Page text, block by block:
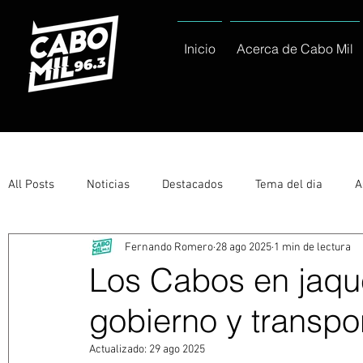
Inicio Acerca de Cabo Mil
All Posts Noticias Destacados Tema del dia
Entérate Deportes La buena del día
Ayuntamiento de Los Cabos Informa Nacionales e
Los Cabos en
gobierno y
Fernando Romero 28 ago 2025 1 min de lectura
Actualizado: 29 ago 2025